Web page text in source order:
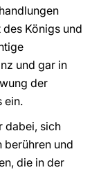
Königs und
und gar in
der
ein.
dabei, sich
berühren und
die in der